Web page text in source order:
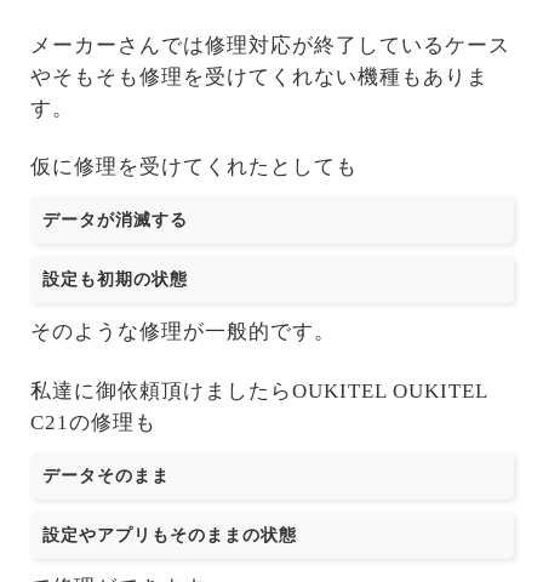
メーカーさんでは修理対応が終了しているケース
やそもそも修理を受けてくれない機種もありま
す。
仮に修理を受けてくれたとしても
データが消滅する
設定も初期の状態
そのような修理が一般的です。
私達に御依頼頂けましたらOUKITEL OUKITEL
C21の修理も
データそのまま
設定やアプリもそのままの状態